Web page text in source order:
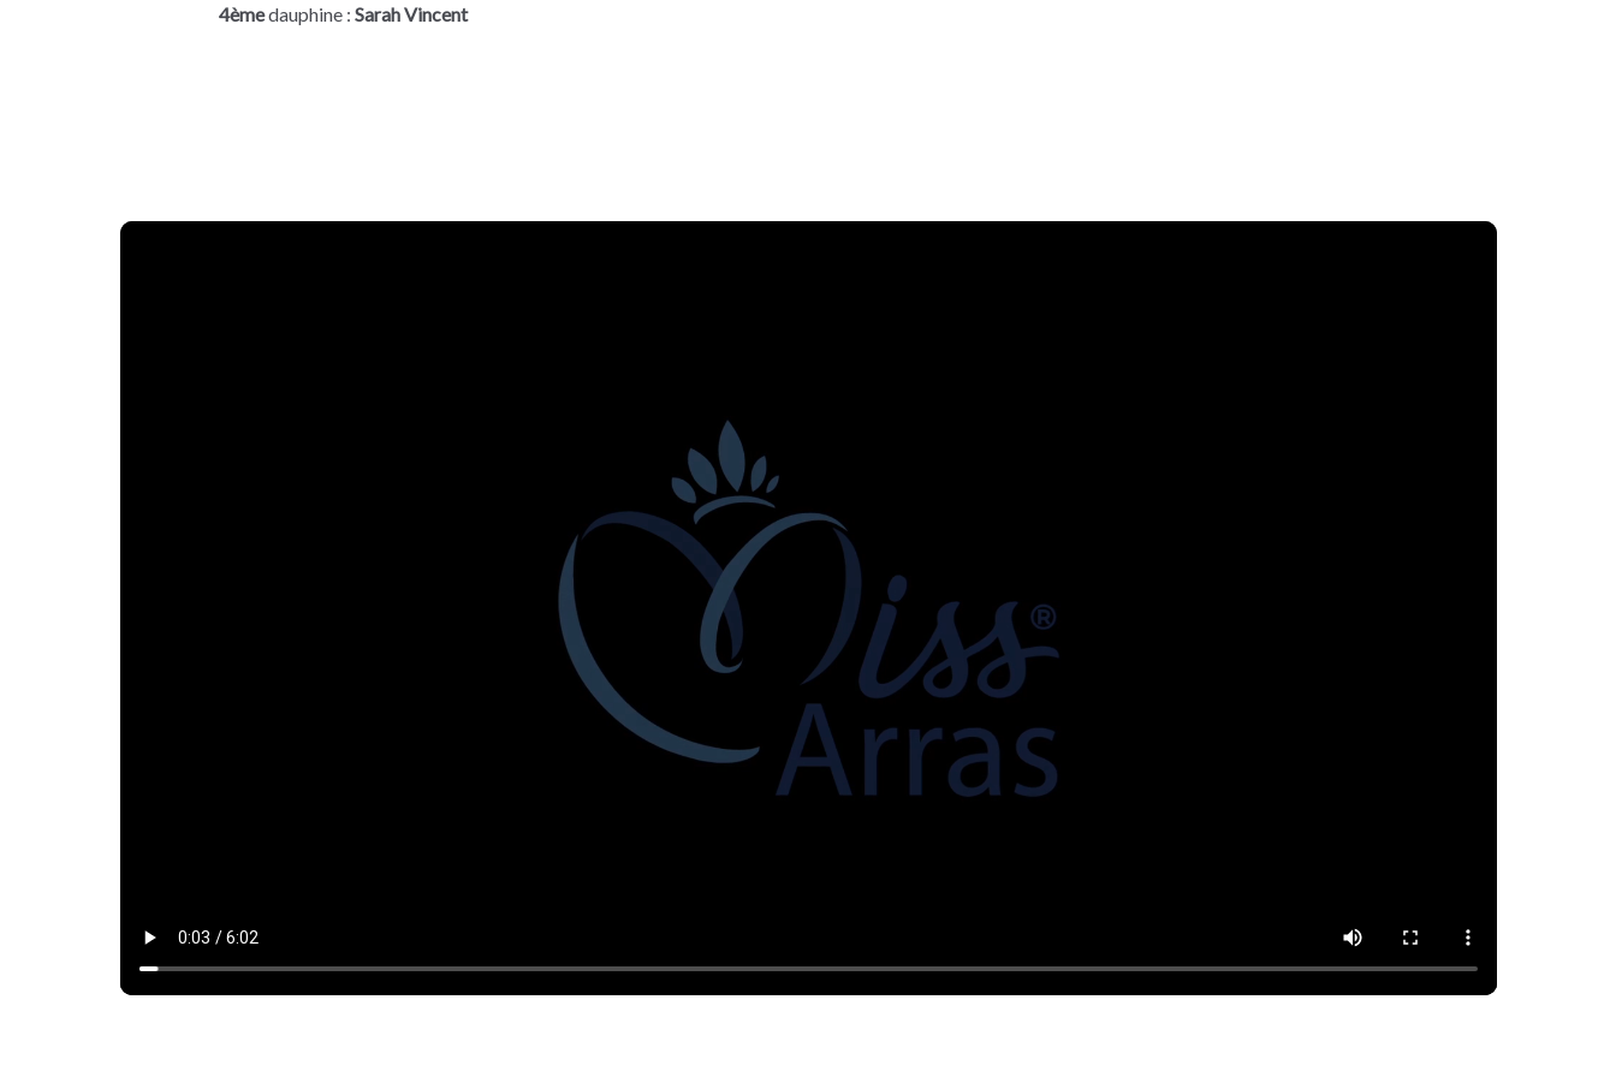
4èmedauphine : Sarah Vincent